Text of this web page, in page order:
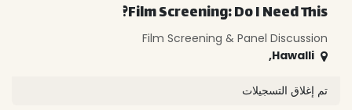
Film Screening: Do I Need This?
Film Screening & Panel Discussion
Hawalli
,
تم إغلاق التسجيلات